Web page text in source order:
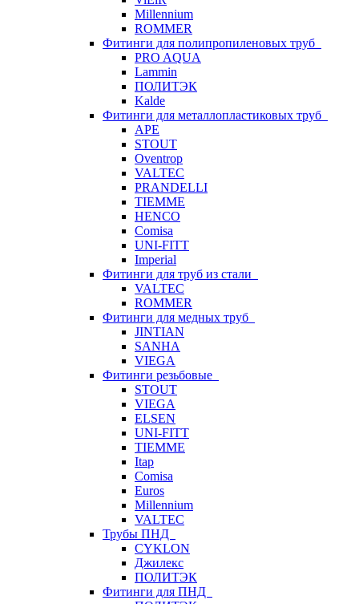
Millennium
ROMMER
Фитинги для полипропиленовых труб
PRO AQUA
Lammin
ПОЛИТЭК
Kalde
Фитинги для металлопластиковых труб
APE
STOUT
Oventrop
VALTEC
PRANDELLI
TIEMME
HENCO
Comisa
UNI-FITT
Imperial
Фитинги для труб из стали
VALTEC
ROMMER
Фитинги для медных труб
JINTIAN
SANHA
VIEGA
Фитинги резьбовые
STOUT
VIEGA
ELSEN
UNI-FITT
TIEMME
Itap
Comisa
Euros
Millennium
VALTEC
Трубы ПНД
CYKLON
Джилекс
ПОЛИТЭК
Фитинги для ПНД